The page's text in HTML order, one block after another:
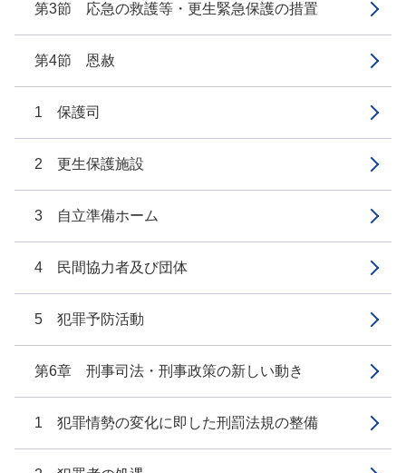
第3節 応急の救護等・更生緊急保護の措置
第4節 恩赦
1 保護司
2 更生保護施設
3 自立準備ホーム
4 民間協力者及び団体
5 犯罪予防活動
第6章 刑事司法・刑事政策の新しい動き
1 犯罪情勢の変化に即した刑罰法規の整備